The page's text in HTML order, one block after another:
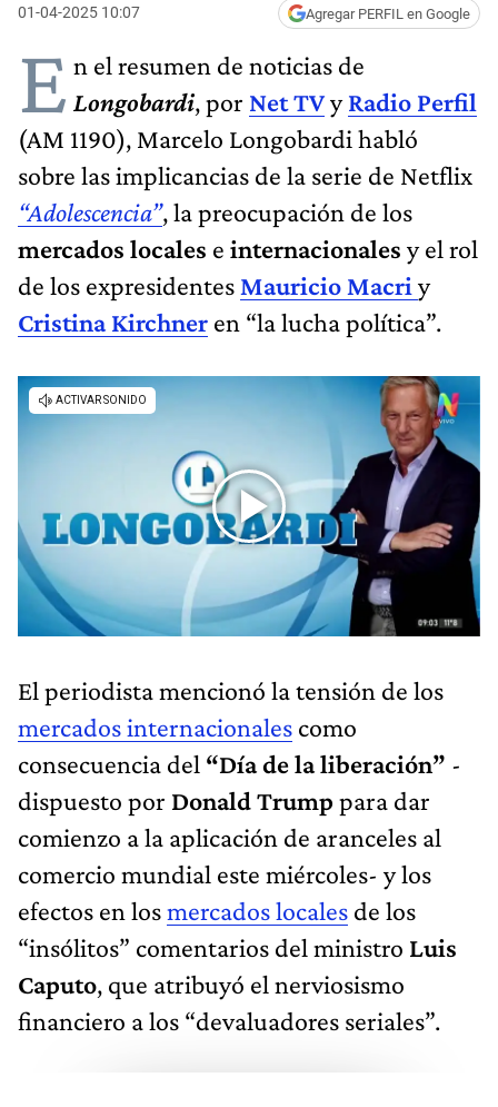
01-04-2025 10:07 Agregar PERFIL en Google
E n el resumen de noticias de
Longobardi, por Net TVyRadio Perfil
(AM 1190), Marcelo Longobardi habló
sobre las implicancias de la serie de Netflix
“Adolescencia”, la preocupación de los
mercados locales e internacionales y el rol
de los expresidentes Mauricio Macri y
Cristina Kirchner en “la lucha política”.
El periodista mencionó la tensión de los
mercados internacionales como
consecuencia del “Día de la liberación” -
dispuesto por Donald Trump para dar
comienzo a la aplicación de aranceles al
comercio mundial este miércoles- y los
efectos en losmercados locales de los
“insólitos” comentarios del ministro Luis
Caputo, que atribuyó el nerviosismo
financiero a los “devaluadores seriales”.